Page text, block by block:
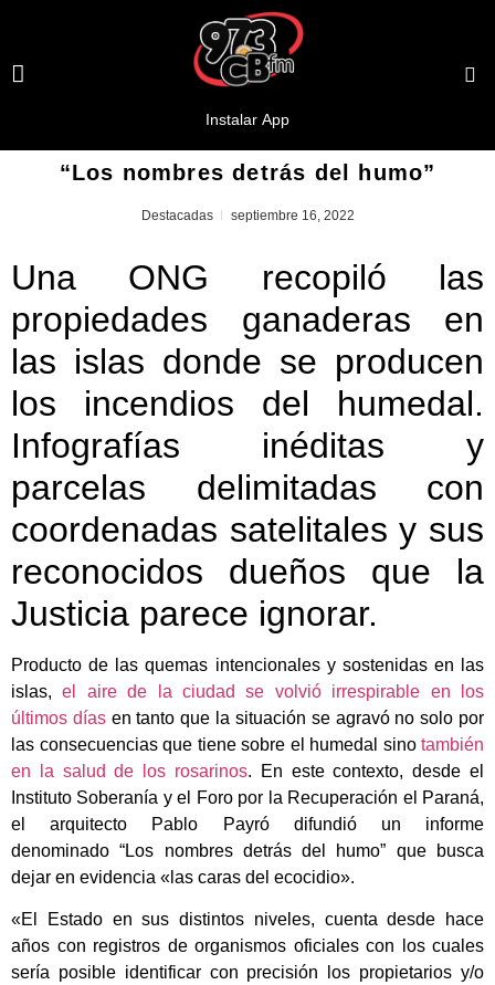
“Los nombres detrás del humo”
Destacadas septiembre 16, 2022
Una ONG recopiló las
propiedades ganaderas en
las islas donde se producen
los incendios del humedal.
Infografías inéditas y
parcelas delimitadas con
coordenadas satelitales y sus
reconocidos dueños que la
Justicia parece ignorar.
Producto de las quemas intencionales y sostenidas en las
islas,el aire de la ciudad se volvió irrespirable en los
últimos díasen tanto que la situación se agravó no solo por
las consecuencias que tiene sobre el humedal sino también
en la salud de los rosarinos. En este contexto, desde el
Instituto Soberanía y el Foro por la Recuperación el Paraná,
el arquitecto Pablo Payró difundió un informe
denominado “Los nombres detrás del humo” que busca
dejar en evidencia «las caras del ecocidio».
«El Estado en sus distintos niveles, cuenta desde hace
años con registros de organismos oficiales con los cuales
sería posible identificar con precisión los propietarios y/o